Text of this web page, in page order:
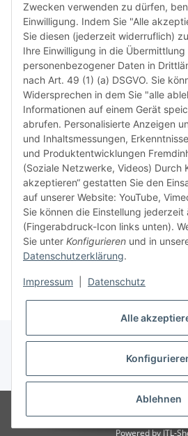
Weiter
* Alle Preise inkl. gesetzlicher USt., zzgl.
Shoppreisen
Powered byJTL-
Zwecken verwenden zu dürfen,
Einwilligung. Indem Sie "Alle
Sie diesen (jederzeit widerruflich)
Ihre Einwilligung in die
personenbezogener Daten in
nach Art. 49 (1) (a) DSGVO. Sie
Widersprechen in dem Sie "alle
Informationen auf einem Gerät
abrufen. Personalisierte Anzeigen
und Inhaltsmessungen,
und Produktentwicklungen
(Soziale Netzwerke, Videos) Durch
akzeptieren“ gestatten Sie den
auf unserer Website: YouTube,
Sie können die Einstellung jederzeit
(Fingerabdruck-Icon links unten).
Sie unter Konfigurieren und in
Datenschutzerklärung.
Impressum Datenschutz
Alle
Ablehnen